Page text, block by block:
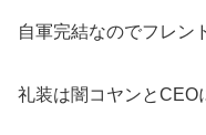
自軍完結なのでフレン
礼装は闇コヤンとCEO